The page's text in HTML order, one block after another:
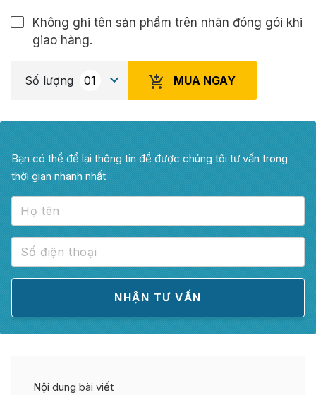
Không ghi tên sản phẩm trên nhãn đóng gói khi
giao hàng.
Số lượng MUA NGAY
Bạn có thể để lại thông tin để được chúng tôi tư vấn trong
thời gian nhanh nhất
Nội dung bài viết